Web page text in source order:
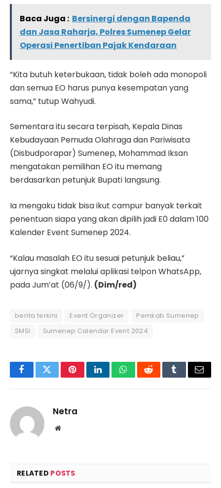
Baca Juga : Bersinergi dengan Bapenda
dan Jasa Raharja, Polres Sumenep Gelar
Operasi Penertiban Pajak Kendaraan
“Kita butuh keterbukaan, tidak boleh ada monopoli
dan semua EO harus punya kesempatan yang
sama,” tutup Wahyudi.
Sementara itu secara terpisah, Kepala Dinas
Kebudayaan Pemuda Olahraga dan Pariwisata
(Disbudporapar) Sumenep, Mohammad Iksan
mengatakan pemilihan EO itu memang
berdasarkan petunjuk Bupati langsung.
Ia mengaku tidak bisa ikut campur banyak terkait
penentuan siapa yang akan dipilih jadi E0 dalam 100
Kalender Event Sumenep 2024.
“Kalau masalah EO itu sesuai petunjuk beliau,”
ujarnya singkat melalui aplikasi telpon WhatsApp,
pada Jum’at (06/9/). (Dim/red)
berita terkini Event Organizer
Pemkab Sumenep
SMSI
Sumenep Calendar Event 2024
FacebookTwitterPinterestLinkedInWhatsAppRedditTumblrEmail
Netra
Website
RELATED POSTS